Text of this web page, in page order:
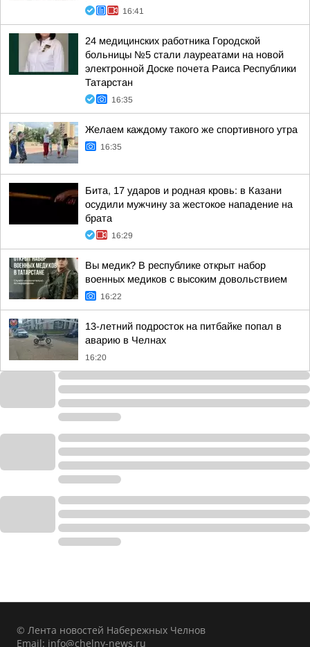
16:41
24 медицинских работника Городской
больницы №5 стали лауреатами на новой
электронной Доске почета Раиса Республики
Татарстан
16:35
Желаем каждому такого же спортивного утра
16:35
Бита, 17 ударов и родная кровь: в Казани
осудили мужчину за жестокое нападение на
брата
16:29
Вы медик? В республике открыт набор
военных медиков с высоким довольствием
16:22
13-летний подросток на питбайке попал в
аварию в Челнах
16:20
© Лента новостей Набережных Челнов
Email: info@chelny-news.ru